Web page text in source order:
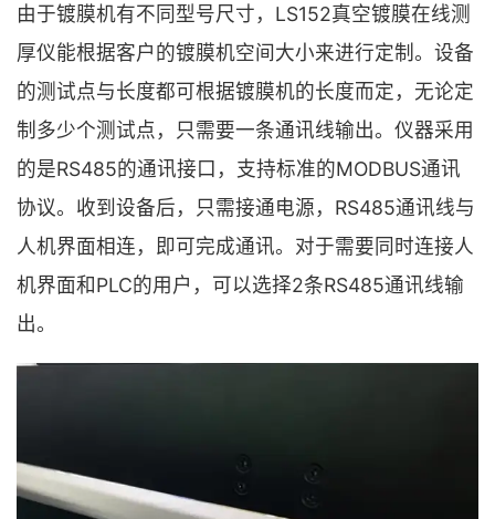
由于镀膜机有不同型号尺寸，LS152真空镀膜在线测
厚仪能根据客户的镀膜机空间大小来进行定制。设备
的测试点与长度都可根据镀膜机的长度而定，无论定
制多少个测试点，只需要一条通讯线输出。仪器采用
的是RS485的通讯接口，支持标准的MODBUS通讯
协议。收到设备后，只需接通电源，RS485通讯线与
人机界面相连，即可完成通讯。对于需要同时连接人
机界面和PLC的用户，可以选择2条RS485通讯线输
出。